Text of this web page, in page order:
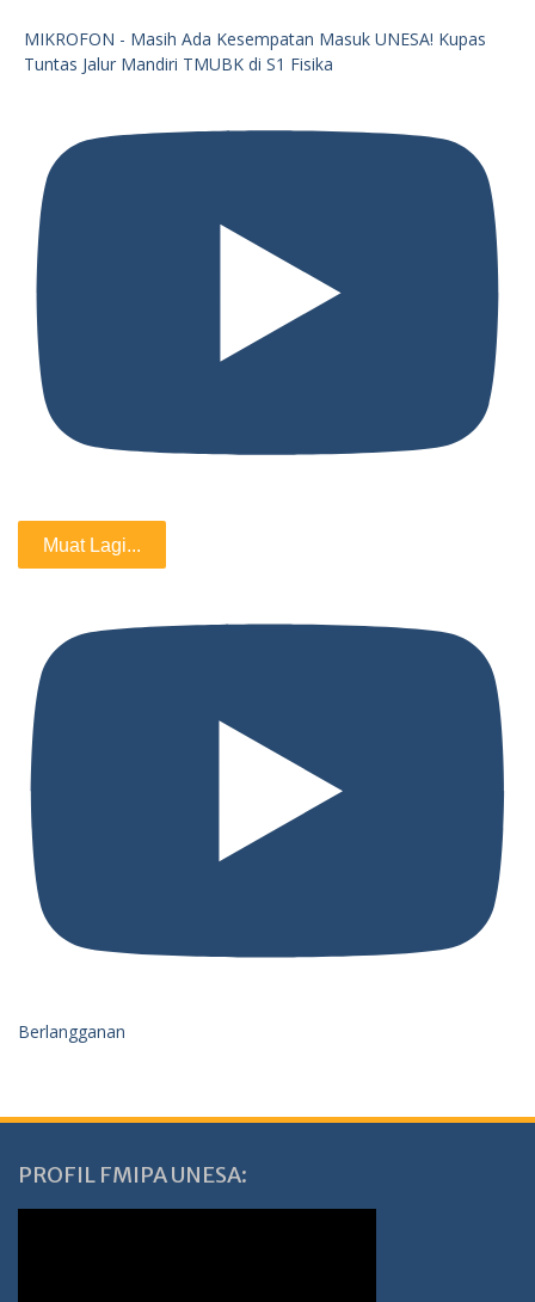
MIKROFON - Masih Ada Kesempatan Masuk UNESA! Kupas
Tuntas Jalur Mandiri TMUBK di S1 Fisika
Muat Lagi...
Berlangganan
PROFIL FMIPA UNESA: